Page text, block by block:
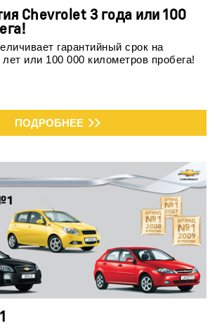
Chevrolet 3 года или 100
гарантийный срок на
или 100 000 километров пробега!
ПОДРОБНЕЕ